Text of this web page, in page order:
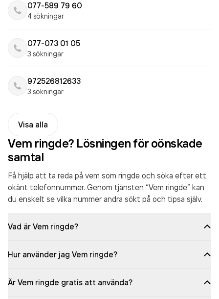
077-589 79 60
4 sökningar
077-073 01 05
3 sökningar
972526812633
3 sökningar
Visa alla
Vem ringde? Lösningen för oönskade
samtal
Få hjälp att ta reda på vem som ringde och söka efter ett
okänt telefonnummer. Genom tjänsten “Vem ringde” kan
du enskelt se vilka nummer andra sökt på och tipsa själv.
Vad är Vem ringde?
Hur använder jag Vem ringde?
Är Vem ringde gratis att använda?